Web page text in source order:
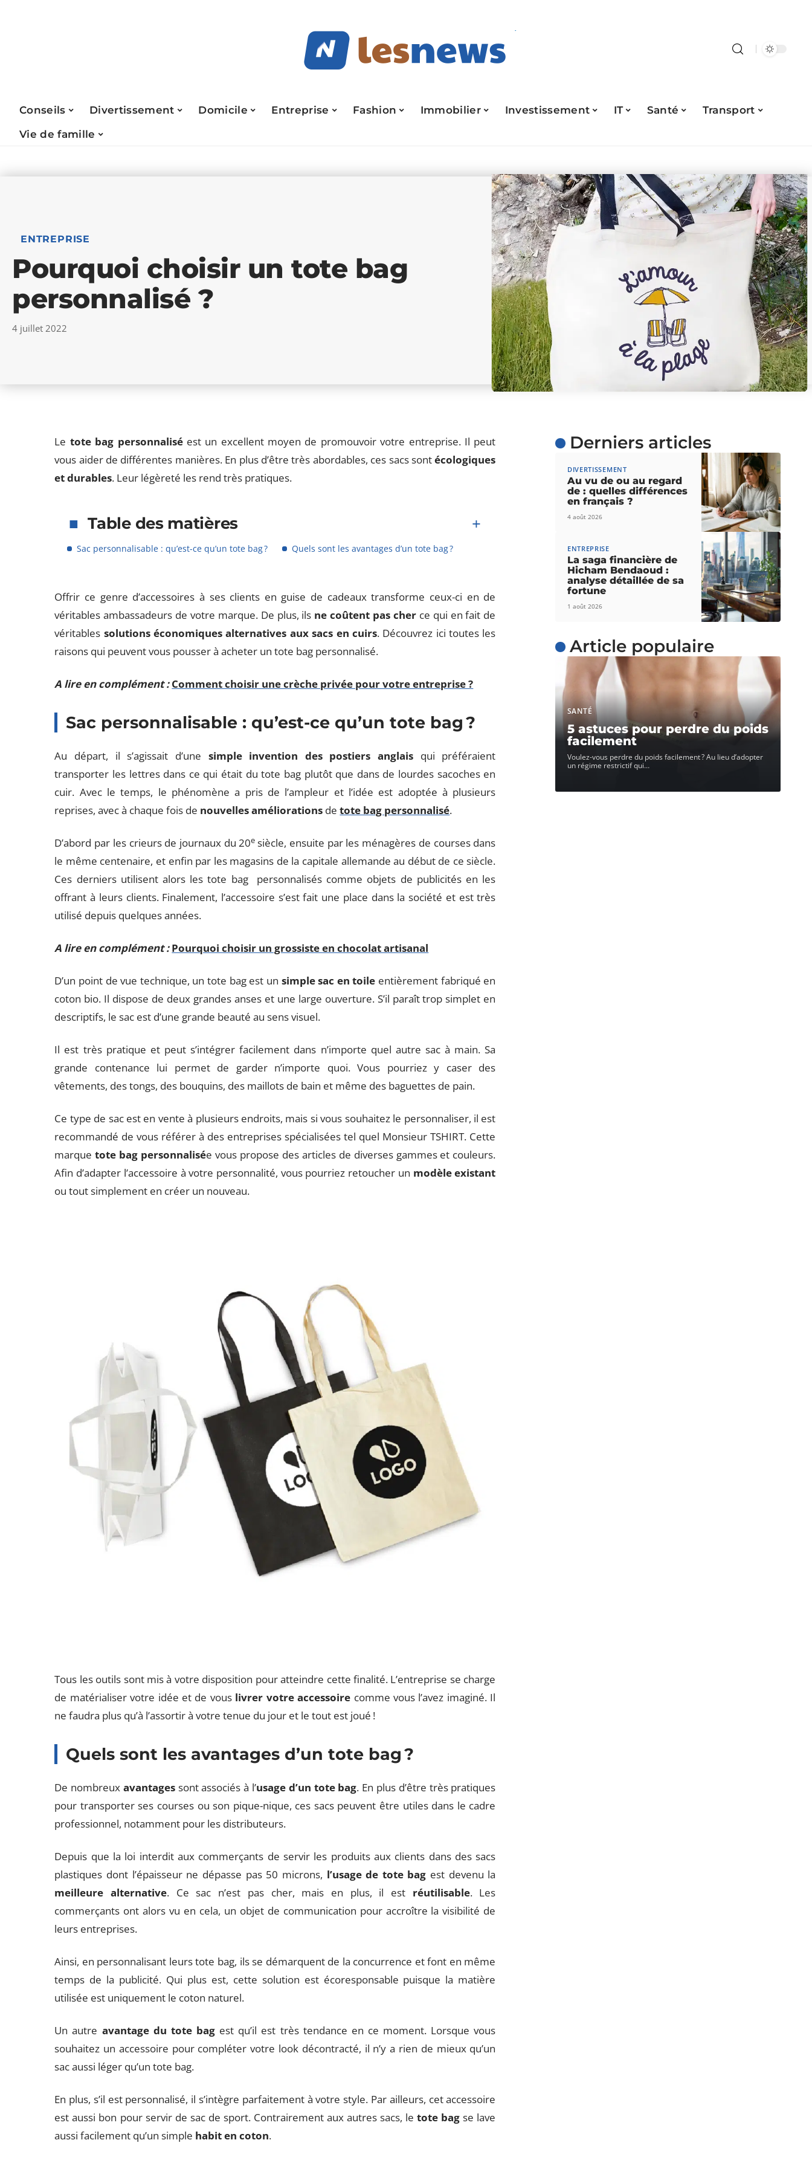
Conseils Divertissement Domicile Entreprise Fashion Immobilier Investissement IT Santé
Transport
Vie de famille
ENTREPRISE
Pourquoi choisir un tote bag
personnalisé ?
4 juillet 2022
Le tote bag personnaliséest un excellent moyen de promouvoir votre entreprise. Il peut
vous aider de différentes manières. En plus d’être très abordables, ces sacs sontécologiques
et durables. Leur légèreté les rend très pratiques.
Table des matières
Sac personnalisable : qu’est-ce qu’un tote bag ? Quels sont les avantages d’un tote bag ?
Offrir ce genre d’accessoires à ses clients en guise de cadeaux transforme ceux-ci en de
véritables ambassadeurs de votre marque. De plus, ils ne coûtent pas cherce qui en fait de
véritables solutions économiques alternatives aux sacs en cuirs. Découvrez ici toutes les
raisons qui peuvent vous pousser à acheter un tote bag personnalisé.
A lire en complément : Comment choisir une crèche privée pour votre entreprise ?
Sac personnalisable : qu’est-ce qu’un tote bag ?
Au départ, il s’agissait d’une simple invention des postiers anglais qui préféraient
transporter les lettres dans ce qui était du tote bag plutôt que dans de lourdes sacoches en
cuir. Avec le temps, le phénomène a pris de l’ampleur et l’idée est adoptée à plusieurs
reprises, avec à chaque fois de nouvelles améliorations detote bag personnalisé.
D’abord par les crieurs de journaux du 20e siècle, ensuite par les ménagères de courses dans
le même centenaire, et enfin par les magasins de la capitale allemande au début de ce siècle.
Ces derniers utilisent alors les tote bag personnalisés comme objets de publicités en les
offrant à leurs clients. Finalement, l’accessoire s’est fait une place dans la société et est très
utilisé depuis quelques années.
A lire en complément : Pourquoi choisir un grossiste en chocolat artisanal
D’un point de vue technique, un tote bag est un simple sac en toile entièrement fabriqué en
coton bio. Il dispose de deux grandes anses et une large ouverture. S’il paraît trop simplet en
descriptifs, le sac est d’une grande beauté au sens visuel.
Il est très pratique et peut s’intégrer facilement dans n’importe quel autre sac à main. Sa
grande contenance lui permet de garder n’importe quoi. Vous pourriez y caser des
vêtements, des tongs, des bouquins, des maillots de bain et même des baguettes de pain.
Ce type de sac est en vente à plusieurs endroits, mais si vous souhaitez le personnaliser, il est
recommandé de vous référer à des entreprises spécialisées tel quel Monsieur TSHIRT. Cette
marquetote bag personnalisée vous propose des articles de diverses gammes et couleurs.
Afin d’adapter l’accessoire à votre personnalité, vous pourriez retoucher un modèle existant
ou tout simplement en créer un nouveau.
Tous les outils sont mis à votre disposition pour atteindre cette finalité. L’entreprise se charge
de matérialiser votre idée et de vous livrer votre accessoire comme vous l’avez imaginé. Il
ne faudra plus qu’à l’assortir à votre tenue du jour et le tout est joué !
Quels sont les avantages d’un tote bag ?
De nombreux avantagessont associés à l’usage d’un tote bag. En plus d’être très pratiques
pour transporter ses courses ou son pique-nique, ces sacs peuvent être utiles dans le cadre
professionnel, notamment pour les distributeurs.
Depuis que la loi interdit aux commerçants de servir les produits aux clients dans des sacs
plastiques dont l’épaisseur ne dépasse pas 50 microns, l’usage de tote bag est devenu la
meilleure alternative. Ce sac n’est pas cher, mais en plus, il est réutilisable. Les
commerçants ont alors vu en cela, un objet de communication pour accroître la visibilité de
leurs entreprises.
Ainsi, en personnalisant leurs tote bag, ils se démarquent de la concurrence et font en même
temps de la publicité. Qui plus est, cette solution est écoresponsable puisque la matière
utilisée est uniquement le coton naturel.
Un autre avantage du tote bag est qu’il est très tendance en ce moment. Lorsque vous
souhaitez un accessoire pour compléter votre look décontracté, il n’y a rien de mieux qu’un
sac aussi léger qu’un tote bag.
En plus, s’il est personnalisé, il s’intègre parfaitement à votre style. Par ailleurs, cet accessoire
est aussi bon pour servir de sac de sport. Contrairement aux autres sacs, letote bag se lave
aussi facilement qu’un simple habit en coton.
Derniers articles
DIVERTISSEMENT
Au vu de ou au regard
de : quelles différences
en français ?
4 août 2026
ENTREPRISE
La saga financière de
Hicham Bendaoud :
analyse détaillée de sa
fortune
1 août 2026
Article populaire
SANTÉ
5 astuces pour perdre du poids
facilement
Voulez-vous perdre du poids facilement ? Au lieu d’adopter
un régime restrictif qui…